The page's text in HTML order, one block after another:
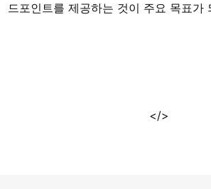
드포인트를 제공하는 것이 주요 목표가
</>